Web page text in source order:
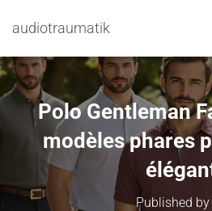
audiotraumatik
Polo Gentleman
modèles phares
Published by